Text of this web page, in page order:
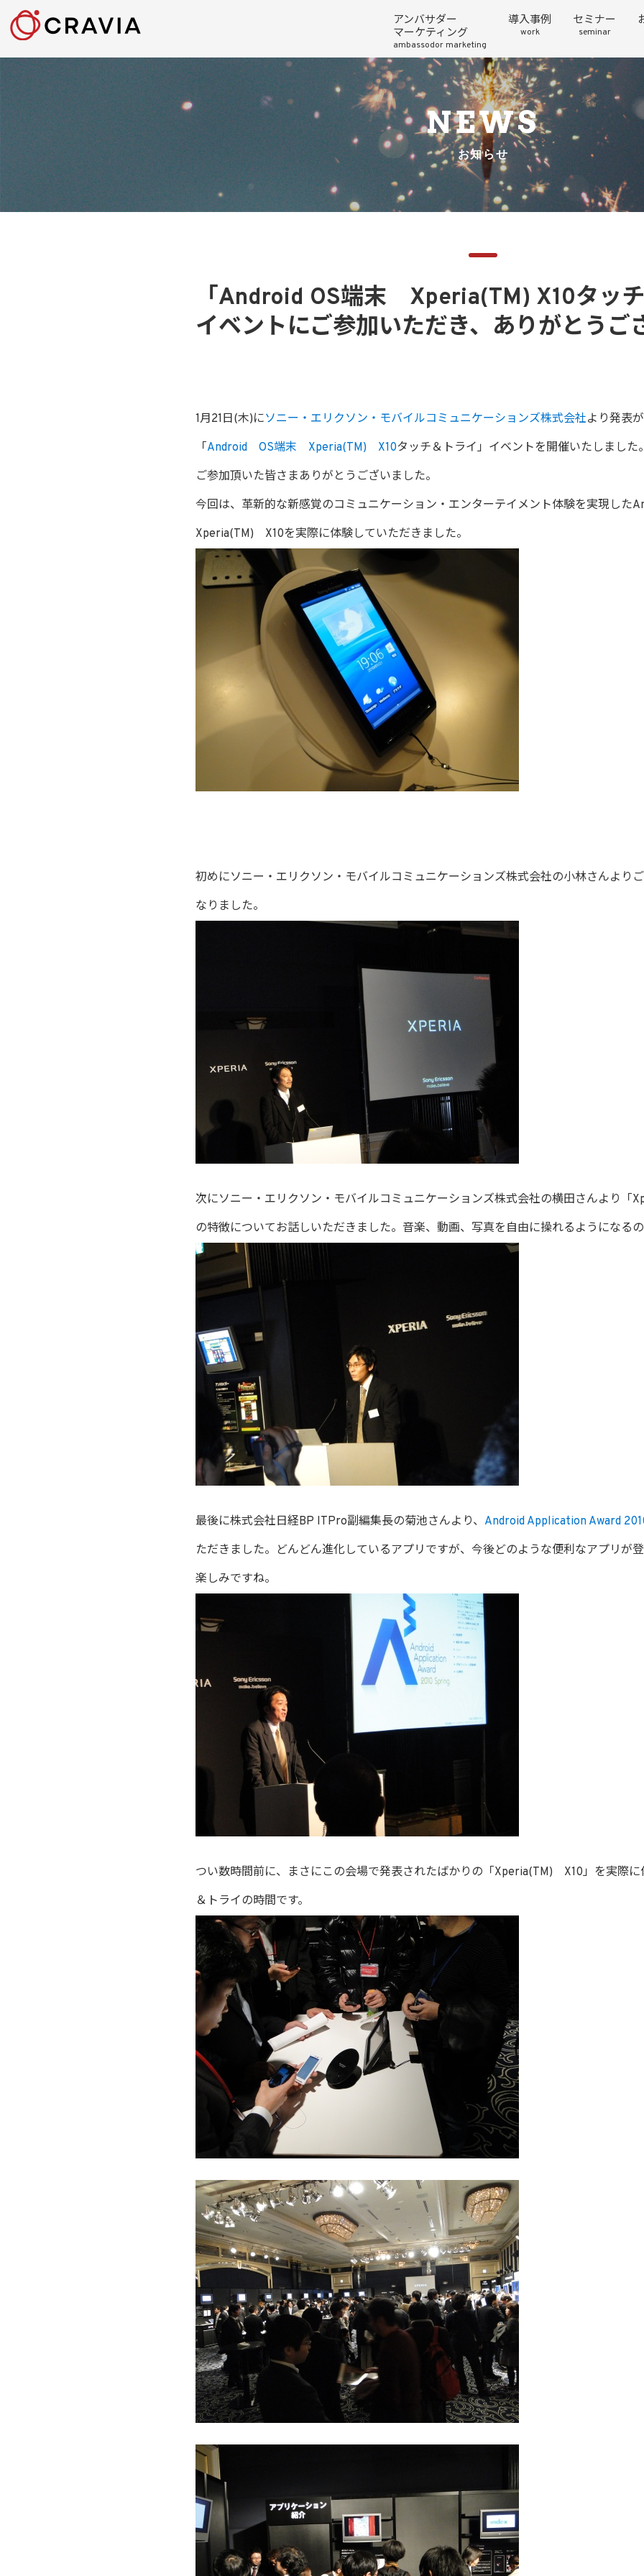
アンバサダー
マーケティング
ambassodor marketing
導入事例
work
セミナー
seminar
NEWS
お知らせ
「Android OS端末 Xperia(TM) X10タッチ
イベントにご参加いただき、ありがとうご
1月21日(木)にソニー・エリクソン・モバイルコミュニケーションズ株式会社より発表
「 Android OS端末 Xperia(TM) X10タッチ＆トライ」イベントを開催いたしました。
ご参加頂いた皆さまありがとうございました。
今回は、革新的な新感覚のコミュニケーション・エンターテイメント体験を実現し
Xperia(TM) X10を実際に体験していただきました。
初めにソニー・エリクソン・モバイルコミュニケーションズ株式会社の小林さんより
なりました。
次にソニー・エリクソン・モバイルコミュニケーションズ株式会社の横田さんより「
の特徴についてお話しいただきました。音楽、動画、写真を自由に操れるようになるの
最後に株式会社日経BP ITPro副編集長の菊池さんより、 Android Application Award
ただきました。どんどん進化しているアプリですが、今後どのような便利なアプリが
楽しみですね。
つい数時間前に、まさにこの会場で発表されたばかりの「Xperia(TM) X10」を実際に
＆トライの時間です。